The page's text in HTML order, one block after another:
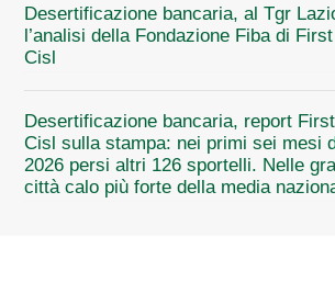
Desertificazione bancaria, al Tgr
l’analisi della Fondazione Fiba di First
Cisl
Desertificazione bancaria, report First
Cisl sulla stampa: nei primi sei mesi
2026 persi altri 126 sportelli. Nelle
città calo più forte della media